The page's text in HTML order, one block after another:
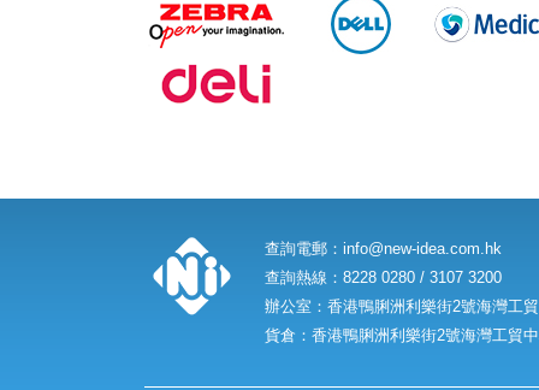
查詢電郵： info@new-idea.com.hk
查詢熱線：8228 0280 / 3107 3200
辦公室：香港鴨脷洲利樂街2號海灣工
貨倉：香港鴨脷洲利樂街2號海灣工貿